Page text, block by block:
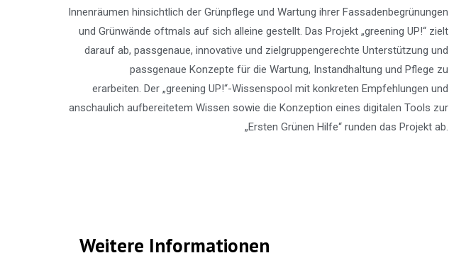
Innenräumen hinsichtlich der Grünpflege und Wartung ihrer Fassadenbegrünungen
und Grünwände oftmals auf sich alleine gestellt. Das Projekt „greening UP!“ zielt
darauf ab, passgenaue, innovative und zielgruppengerechte Unterstützung und
passgenaue Konzepte für die Wartung, Instandhaltung und Pflege zu
erarbeiten. Der „greening UP!“-Wissenspool mit konkreten Empfehlungen und
anschaulich aufbereitetem Wissen sowie die Konzeption eines digitalen Tools zur
„Ersten Grünen Hilfe“ runden das Projekt ab.
Weitere Informationen